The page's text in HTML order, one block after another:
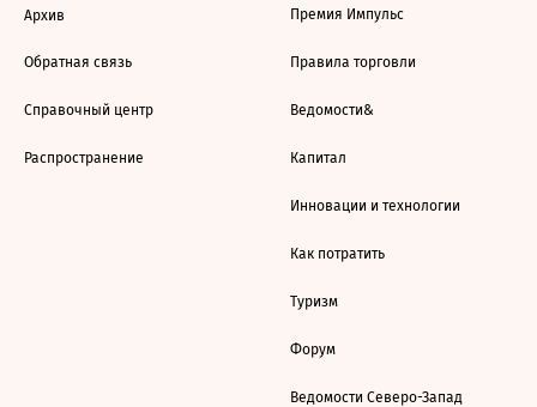
Архив
Обратная связь
Справочный центр
Распространение
Премия Импульс
Правила торговли
Ведомости&
Капитал
Инновации и технологии
Как потратить
Туризм
Форум
Ведомости Северо-Запад